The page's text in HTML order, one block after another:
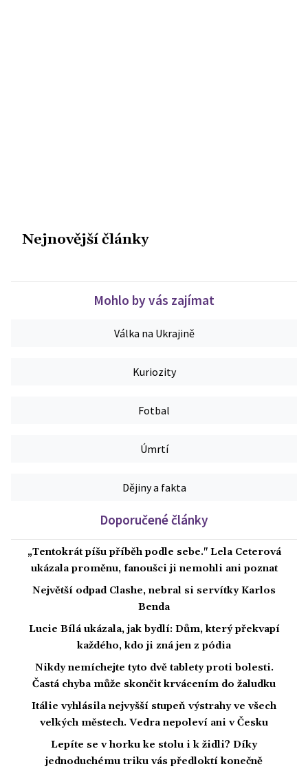
Nejnovější články
Mohlo by vás zajímat
Válka na Ukrajině
Kuriozity
Fotbal
Úmrtí
Dějiny a fakta
Doporučené články
„Tentokrát píšu příběh podle sebe." Lela Ceterová
ukázala proměnu, fanoušci ji nemohli ani poznat
Největší odpad Clashe, nebral si servítky Karlos
Benda
Lucie Bílá ukázala, jak bydlí: Dům, který překvapí
každého, kdo ji zná jen z pódia
Nikdy nemíchejte tyto dvě tablety proti bolesti.
Častá chyba může skončit krvácením do žaludku
Itálie vyhlásila nejvyšší stupeň výstrahy ve všech
velkých městech. Vedra nepoleví ani v Česku
Lepíte se v horku ke stolu i k židli? Díky
jednoduchému triku vás předloktí konečně